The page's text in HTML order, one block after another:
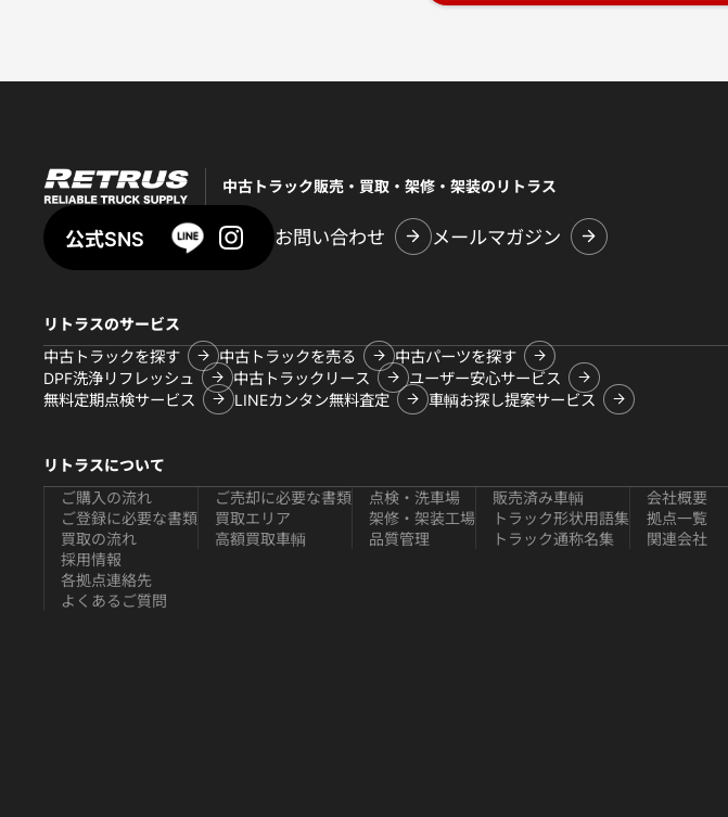
中古トラック販売・買取・架修・架装のリトラス
公式SNS お問い合わせ メールマガジン
リトラスのサービス
中古トラックを探す
中古トラックを売る
中古パーツを探す
DPF洗浄リフレッシュ
中古トラックリース
ユーザー安心サービス
無料定期点検サービス
LINEカンタン無料査定 車輌お探し提案サービス
リトラスについて
ご購入の流れ
ご登録に必要な書類
買取の流れ
ご売却に必要な書類
買取エリア
高額買取車輌
点検・洗車場
架修・架装工場
品質管理
販売済み車輌
トラック形状用語集
トラック通称名集
会社概要
拠点一覧
関連会社
採用情報
各拠点連絡先
よくあるご質問